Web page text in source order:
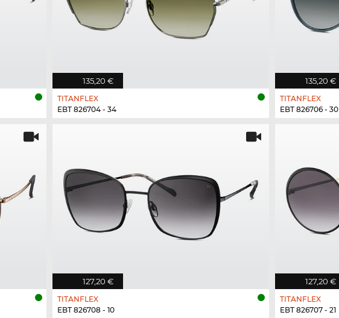
135,20 €
TITANFLEX
EBT 826704 - 34
135,20 €
TITANFLEX
EBT 826706 - 30
127,20 €
TITANFLEX
EBT 826708 - 10
127,20 €
TITANFLEX
EBT 826707 - 21